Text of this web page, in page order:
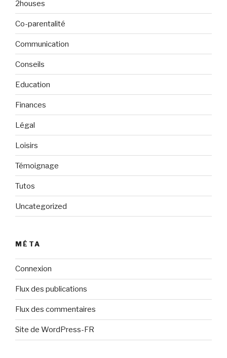
2houses
Co-parentalité
Communication
Conseils
Education
Finances
Légal
Loisirs
Témoignage
Tutos
Uncategorized
MÉTA
Connexion
Flux des publications
Flux des commentaires
Site de WordPress-FR